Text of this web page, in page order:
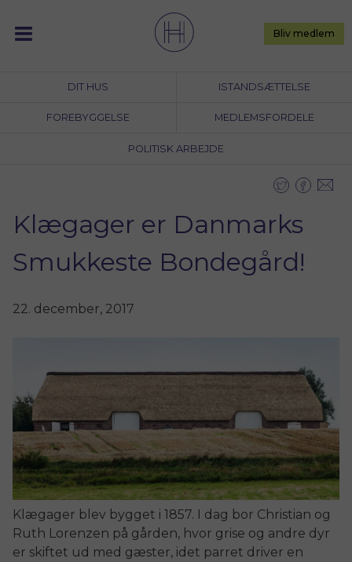
content
DIT HUS ISTANDSÆTTELSE
FOREBYGGELSE MEDLEMSFORDELE
POLITISK ARBEJDE
Bliv medlem
Klægager er Danmarks
Smukkeste Bondegård!
22. december, 2017
Klægager blev bygget i 1857. I dag bor Christian og
Ruth Lorenzen på gården, hvor grise og andre dyr
er skiftet ud med gæster, idet parret driver en